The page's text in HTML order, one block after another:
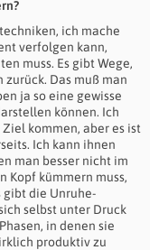
ich mache
verfolgen kann,
muss. Es gibt Wege,
Das muß man
ja so eine gewisse
können. Ich
kommen, aber es ist
Ich kann ihnen
man besser nicht im
Kopf kümmern muss,
gibt die Unruhe-
selbst unter Druck
in denen sie
produktiv zu